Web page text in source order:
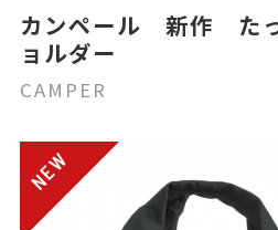
カンペール 新作 た
ョルダー
CAMPER